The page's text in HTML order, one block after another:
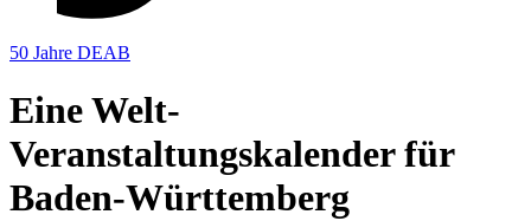
50 Jahre DEAB
Eine Welt-
Veranstaltungskalender für
Baden-Württemberg